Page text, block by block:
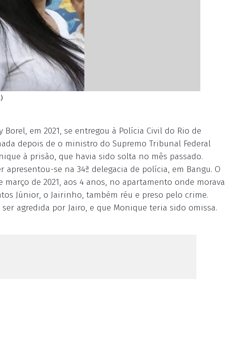
em 2021, se entregou à Polícia Civil do Rio de
depois de o ministro do Supremo Tribunal Federal
à prisão, que havia sido solta no mês passado.
se na 34ª delegacia de polícia, em Bangu. O
de 2021, aos 4 anos, no apartamento onde morava
Júnior, o Jairinho, também réu e preso pelo crime.
agredida por Jairo, e que Monique teria sido omissa.